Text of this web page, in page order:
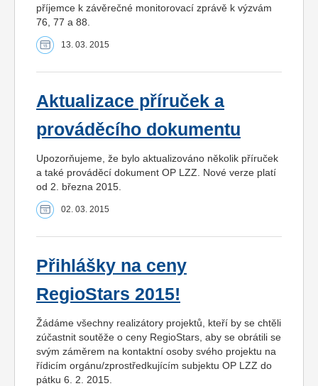
příjemce k závěrečné monitorovací zprávě k výzvám
76, 77 a 88.
13. 03. 2015
Aktualizace příruček a
prováděcího dokumentu
Upozorňujeme, že bylo aktualizováno několik příruček
a také prováděcí dokument OP LZZ. Nové verze platí
od 2. března 2015.
02. 03. 2015
Přihlášky na ceny
RegioStars 2015!
Žádáme všechny realizátory projektů, kteří by se chtěli
zúčastnit soutěže o ceny RegioStars, aby se obrátili se
svým záměrem na kontaktní osoby svého projektu na
řídicím orgánu/zprostředkujícím subjektu OP LZZ do
pátku 6. 2. 2015.